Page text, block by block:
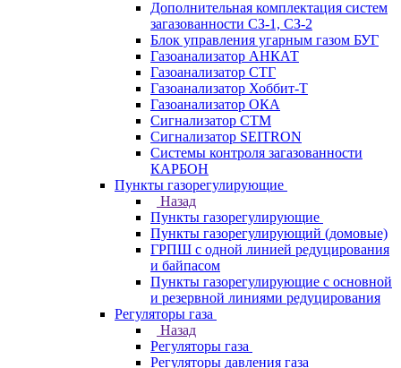
Дополнительная комплектация систем
загазованности СЗ-1, СЗ-2
Блок управления угарным газом БУГ
Газоанализатор АНКАТ
Газоанализатор СТГ
Газоанализатор Хоббит-Т
Газоанализатор ОКА
Сигнализатор СТМ
Сигнализатор SEITRON
Системы контроля загазованности
КАРБОН
Пункты газорегулирующие
Назад
Пункты газорегулирующие
Пункты газорегулирующий (домовые)
ГРПШ с одной линией редуцирования
и байпасом
Пункты газорегулирующие с основной
и резервной линиями редуцирования
Регуляторы газа
Назад
Регуляторы газа
Регуляторы давления газа